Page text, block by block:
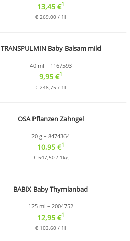
13,45 €1
€ 269,00 / 1l
TRANSPULMIN Baby Balsam mild
40 ml – 1167593
9,95 €1
€ 248,75 / 1l
OSA Pflanzen Zahngel
20 g – 8474364
10,95 €1
€ 547,50 / 1kg
BABIX Baby Thymianbad
125 ml – 2004752
12,95 €1
€ 103,60 / 1l